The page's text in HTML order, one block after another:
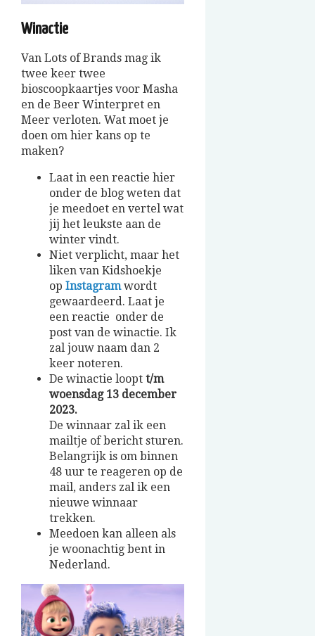
Winactie
Van Lots of Brands mag ik
twee keer twee
bioscoopkaartjes voor Masha
en de Beer Winterpret en
Meer verloten. Wat moet je
doen om hier kans op te
maken?
Laat in een reactie hier
onder de blog weten dat
je meedoet en vertel wat
jij het leukste aan de
winter vindt.
Niet verplicht, maar het
liken van Kidshoekje
op Instagramwordt
gewaardeerd. Laat je
een reactie onder de
post van de winactie. Ik
zal jouw naam dan 2
keer noteren.
De winactie loopt t/m
woensdag 13 december
2023.
De winnaar zal ik een
mailtje of bericht sturen.
Belangrijk is om binnen
48 uur te reageren op de
mail, anders zal ik een
nieuwe winnaar
trekken.
Meedoen kan alleen als
je woonachtig bent in
Nederland.